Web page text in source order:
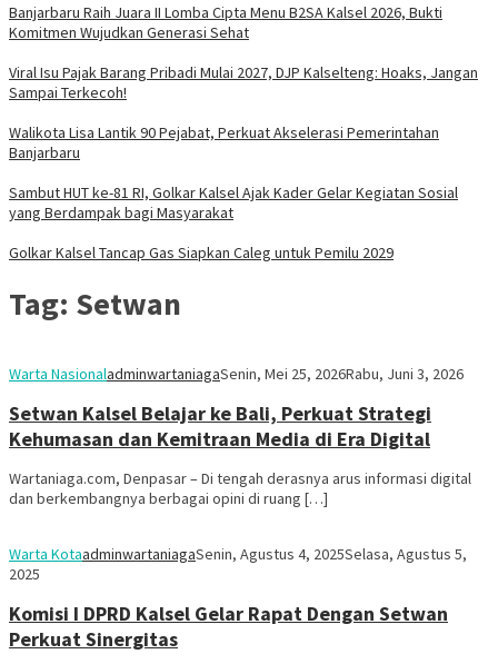
Banjarbaru Raih Juara II Lomba Cipta Menu B2SA Kalsel 2026, Bukti
Komitmen Wujudkan Generasi Sehat
Viral Isu Pajak Barang Pribadi Mulai 2027, DJP Kalselteng: Hoaks, Jangan
Sampai Terkecoh!
Walikota Lisa Lantik 90 Pejabat, Perkuat Akselerasi Pemerintahan
Banjarbaru
Sambut HUT ke-81 RI, Golkar Kalsel Ajak Kader Gelar Kegiatan Sosial
yang Berdampak bagi Masyarakat
Golkar Kalsel Tancap Gas Siapkan Caleg untuk Pemilu 2029
Tag: Setwan
Warta NasionaladminwartaniagaSenin, Mei 25, 2026Rabu, Juni 3, 2026
Setwan Kalsel Belajar ke Bali, Perkuat Strategi
Kehumasan dan Kemitraan Media di Era Digital
Wartaniaga.com, Denpasar – Di tengah derasnya arus informasi digital
dan berkembangnya berbagai opini di ruang […]
Warta KotaadminwartaniagaSenin, Agustus 4, 2025Selasa, Agustus 5,
2025
Komisi I DPRD Kalsel Gelar Rapat Dengan Setwan
Perkuat Sinergitas